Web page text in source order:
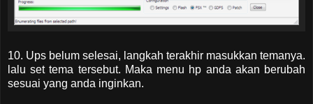
10. Ups belum selesai, langkah terakhir masukkan temanya.
lalu set tema tersebut. Maka menu hp anda akan berubah
sesuai yang anda inginkan.